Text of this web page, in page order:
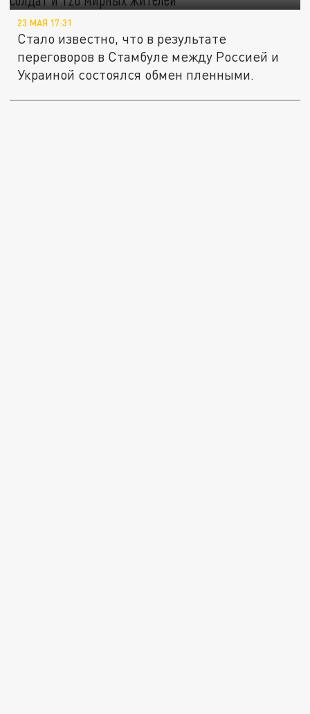
23 МАЯ 17:31
Стало известно, что в результате
переговоров в Стамбуле между Россией и
Украиной состоялся обмен пленными.